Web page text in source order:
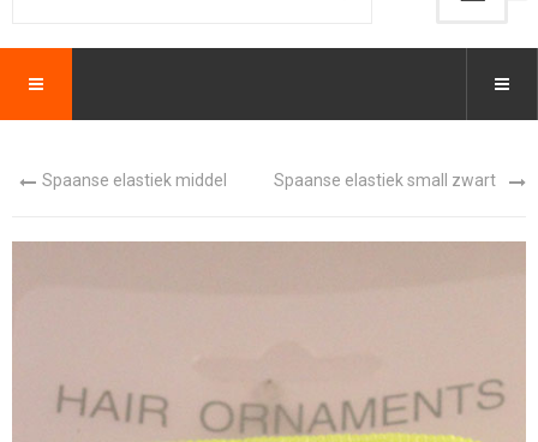
Spaanse elastiek middel Spaanse elastiek small zwart